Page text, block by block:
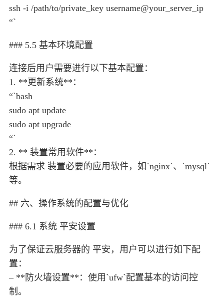
ssh -i /path/to/private_key username@your_server_ip
“`
### 5.5 基本环境配置
连接后用户需要进行以下基本配置：
1. **更新系统**：
“`bash
sudo apt update
sudo apt upgrade
“`
2. ** 装置常用软件**：
根据需求 装置必要的应用软件，如`nginx`、`mysql`
等。
## 六、操作系统的配置与优化
### 6.1 系统 平安设置
为了保证云服务器的 平安，用户可以进行如下配
置：
– **防火墙设置**：使用`ufw`配置基本的访问控
制。